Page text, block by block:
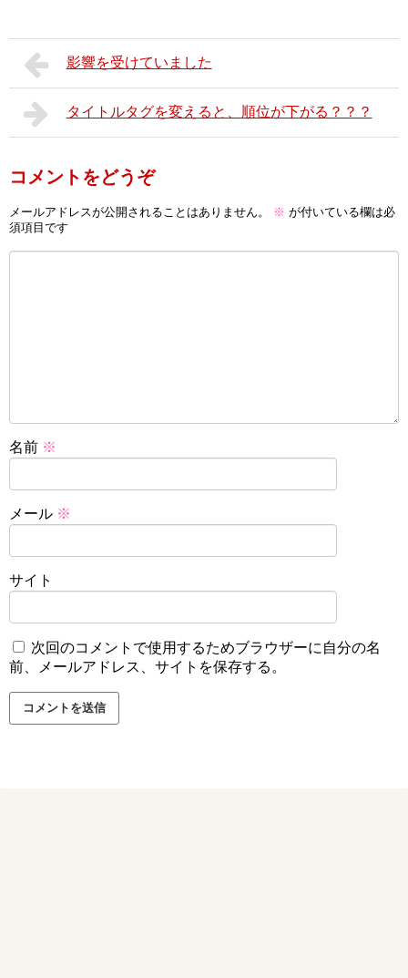
影響を受けていました
タイトルタグを変えると、順位が下がる？？？
コメントをどうぞ
メールアドレスが公開されることはありません。 ※ が付いている欄は必
須項目です
名前 ※
メール ※
サイト
次回のコメントで使用するためブラウザーに自分の名
前、メールアドレス、サイトを保存する。